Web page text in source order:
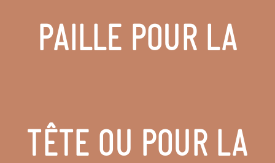
PAILLE POUR LA
TÊTE OU POUR LA